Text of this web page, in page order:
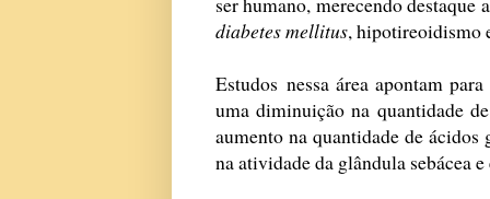
diabetes mellitus, hipotireoidismo
Estudos nessa área apontam
uma diminuição na quantidade
aumento na quantidade de
na atividade da glândula sebácea e